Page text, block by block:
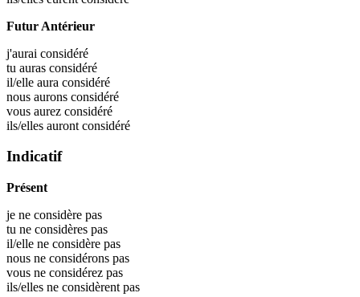
Futur Antérieur
j'aurai considéré
tu auras considéré
il/elle aura considéré
nous aurons considéré
vous aurez considéré
ils/elles auront considéré
Indicatif
Présent
je ne considère pas
tu ne considères pas
il/elle ne considère pas
nous ne considérons pas
vous ne considérez pas
ils/elles ne considèrent pas